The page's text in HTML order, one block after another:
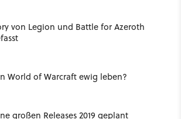
von Legion und Battle for Azeroth
World of Warcraft ewig leben?
großen Releases 2019 geplant